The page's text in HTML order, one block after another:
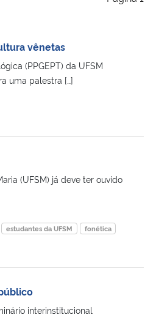
vênetas
(PPGEPT) da UFSM
uma palestra […]
(UFSM) já deve ter ouvido
estudantes da UFSM
fonética
interinstitucional